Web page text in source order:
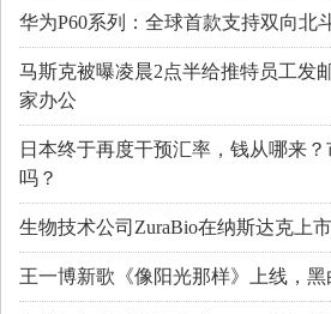
华为P60系列：全球首款支持双向北
马斯克被曝凌晨2点半给推特员工发
家办公
日本终于再度干预汇率，钱从哪来
吗？
生物技术公司ZuraBio在纳斯达克上
王一博新歌《像阳光那样》上线，